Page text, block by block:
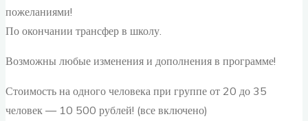
пожеланиями!
По окончании трансфер в школу.
Возможны любые изменения и дополнения в программе!
Стоимость на одного человека при группе от 20 до 35
человек — 10 500 рублей! (все включено)